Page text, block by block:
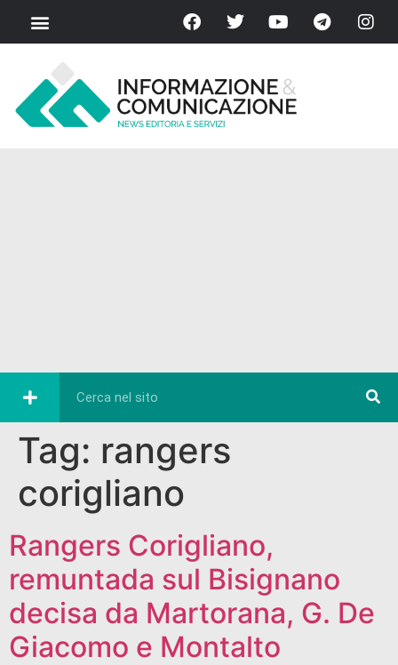
Tag: rangers
corigliano
Rangers Corigliano,
remuntada sul Bisignano
decisa da Martorana, G. De
Giacomo e Montalto